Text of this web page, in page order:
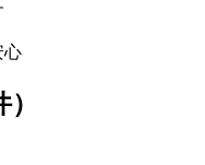
心
）